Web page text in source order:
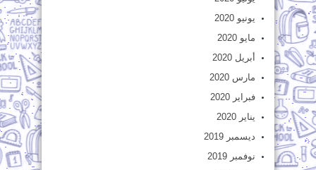
يونيو 2020
مايو 2020
أبريل 2020
مارس 2020
فبراير 2020
يناير 2020
ديسمبر 2019
نوفمبر 2019